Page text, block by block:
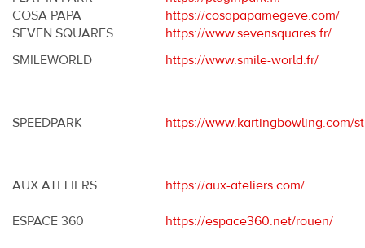
COSA PAPA
https://cosapapamegeve.com/
SEVEN SQUARES
https://www.sevensquares.fr/
SMILEWORLD
https://www.smile-world.fr/
SPEEDPARK https://www.kartingbowling.com/
AUX ATELIERS https://aux-ateliers.com/
ESPACE 360 https://espace360.net/rouen/